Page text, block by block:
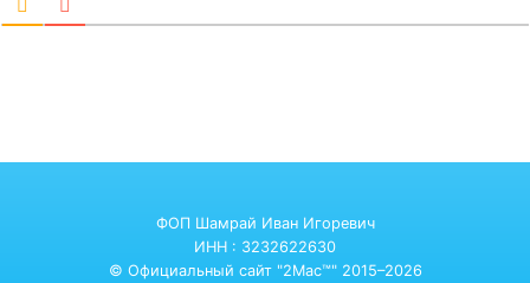
ФОП Шамрай Иван Игоревич
ИНН : 3232622630
© Официальный сайт "2Mac™" 2015–2026